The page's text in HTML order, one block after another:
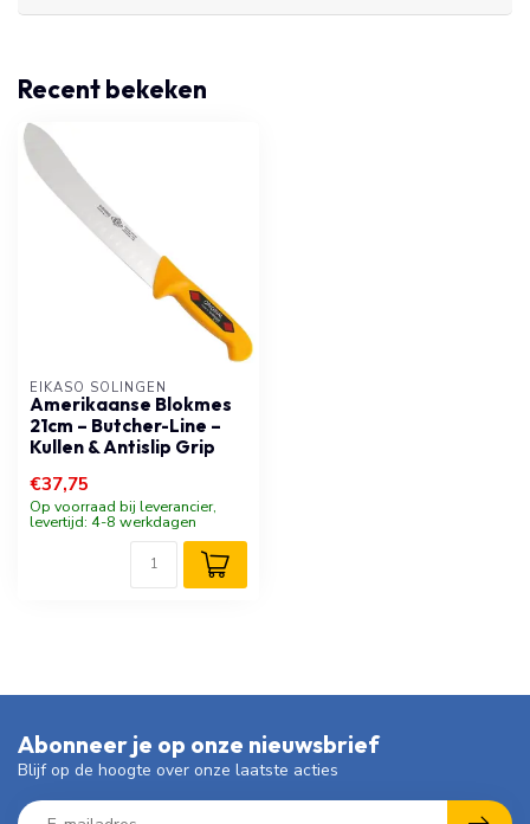
Recent bekeken
EIKASO SOLINGEN
Amerikaanse Blokmes
21cm – Butcher-Line –
Kullen & Antislip Grip
€37,75
Op voorraad bij leverancier,
levertijd: 4-8 werkdagen
Abonneer je op onze nieuwsbrief
Blijf op de hoogte over onze laatste acties